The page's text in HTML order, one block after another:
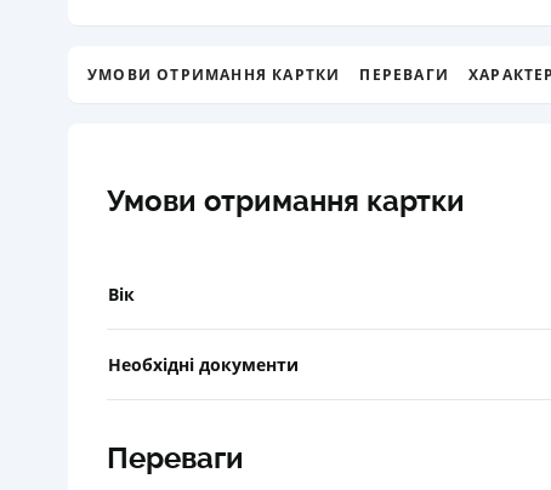
УМОВИ ОТРИМАННЯ КАРТКИ ПЕРЕВАГИ
Умови отримання картки
Вік
Необхідні документи
Переваги